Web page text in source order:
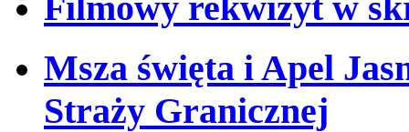
Msza święta i Apel
Straży Granicznej